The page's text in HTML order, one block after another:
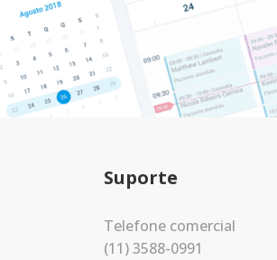
Suporte
Telefone comercial
(11) 3588-0991